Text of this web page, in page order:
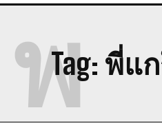
Tag: พี่แ
พ